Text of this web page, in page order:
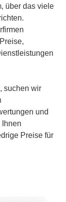
über das viele
suchen wir
und
Preise für